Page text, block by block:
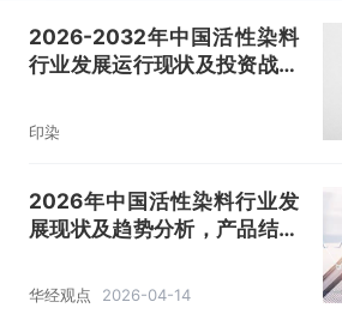
2026-2032年中国活性染料
行业发展运行现状及投资战略
印染
2026年中国活性染料行业发
展现状及趋势分析，产品结构
「图」
华经观点 2026-04-14